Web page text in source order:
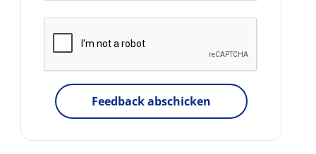
Feedback abschicken